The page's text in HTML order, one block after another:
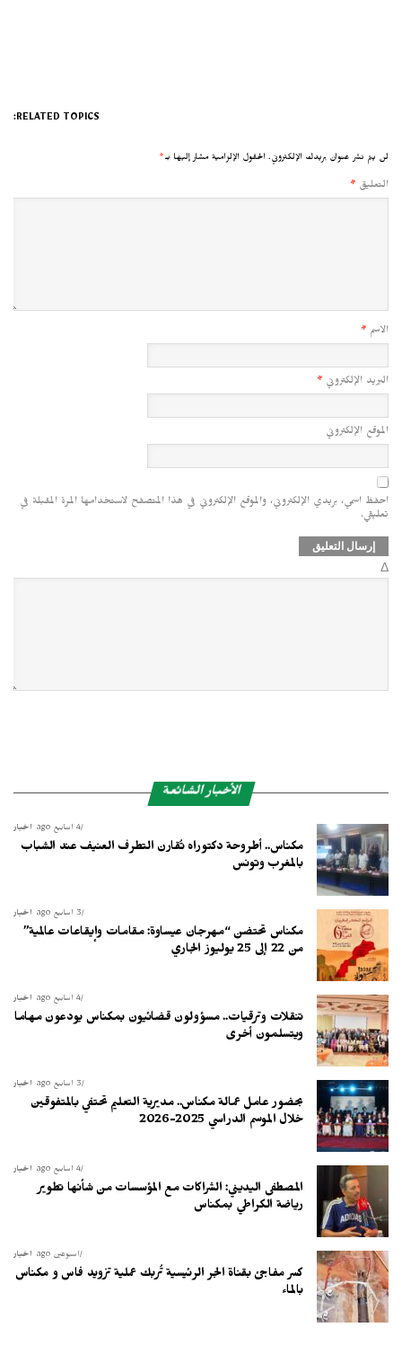
RELATED TOPICS:
لن يتم نشر عنوان بريدك الإلكتروني. الحقول الإلزامية مشار إليها بـ*
التعليق *
الاسم *
البريد الإلكتروني *
الموقع الإلكتروني
احفظ اسمي، بريدي الإلكتروني، والموقع الإلكتروني في هذا المتصفح لاستخدامها المرة المقبلة في
تعليقي.
Δ
الأخبار الشائعة
أخبار 4 أسابيع ago
مكناس.. أطروحة دكتوراه تُقارن التطرف العنيف عند الشباب
بالمغرب وتونس
أخبار 3 أسابيع ago
مكناس تحتضن “مهرجان عيساوة: مقامات وإيقاعات عالمية”
من 22 إلى 25 يوليوز الجاري
أخبار 4 أسابيع ago
تنقلات وترقيات.. مسؤولون قضائيون بمكناس يودعون مهاما
ويتسلمون أخرى
أخبار 3 أسابيع ago
بحضور عامل عمالة مكناس.. مديرية التعليم تحتفي بالمتفوقين
خلال الموسم الدراسي 2025-2026
أخبار 4 أسابيع ago
المصطفى اليديني: الشراكات مع المؤسسات من شأنها تطوير
رياضة الكراطي بمكناس
أخبار أسبوعين ago
كسر مفاجئ بقناة الجر الرئيسية تُربك عملية تزويد فاس و مكناس
بالماء